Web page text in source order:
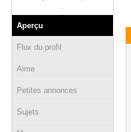
Aperçu
Flux du profil
Aime
Petites annonces
Sujets